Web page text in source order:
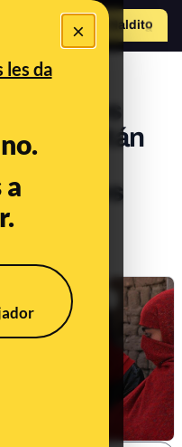
×
les da
a
Hazte Maldito
de los
Afganistán
crisis
hemos